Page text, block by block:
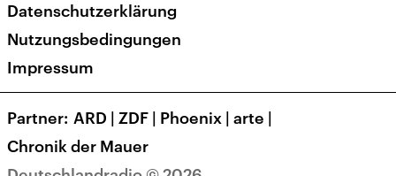
Veranstaltungen
Presse
Karriere
Transparenz
Datenschutzerklärung
Nutzungsbedingungen
Impressum
Partner ARD | ZDF | Phoenix | arte |
Chronik der Mauer